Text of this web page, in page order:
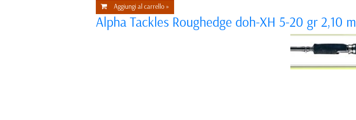
Aggiungi al carrello »
Alpha Tackles Roughedge doh-XH 5-20 gr 2,10